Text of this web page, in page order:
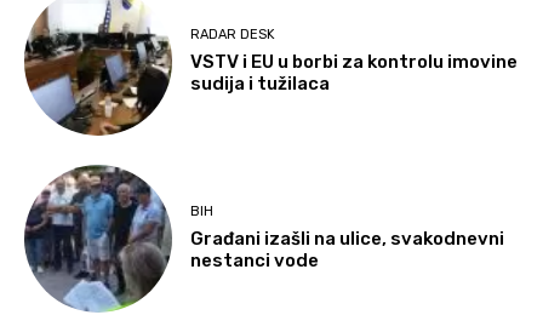
RADAR DESK
VSTV i EU u borbi za kontrolu imovine
sudija i tužilaca
BIH
Građani izašli na ulice, svakodnevni
nestanci vode